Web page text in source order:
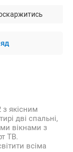
з якісним
дві спальні,
вікнами з
ТВ.
всіма